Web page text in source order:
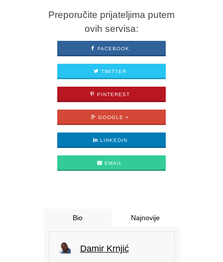
Preporučite prijateljima putem
ovih servisa:
FACEBOOK
TWITTER
PINTEREST
GOOGLE +
LINKEDIN
EMAIL
Bio Najnovije
Damir Krnjić